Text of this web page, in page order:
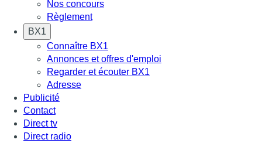
Nos concours
Règlement
BX1
Connaître BX1
Annonces et offres d'emploi
Regarder et écouter BX1
Adresse
Publicité
Contact
Direct tv
Direct radio